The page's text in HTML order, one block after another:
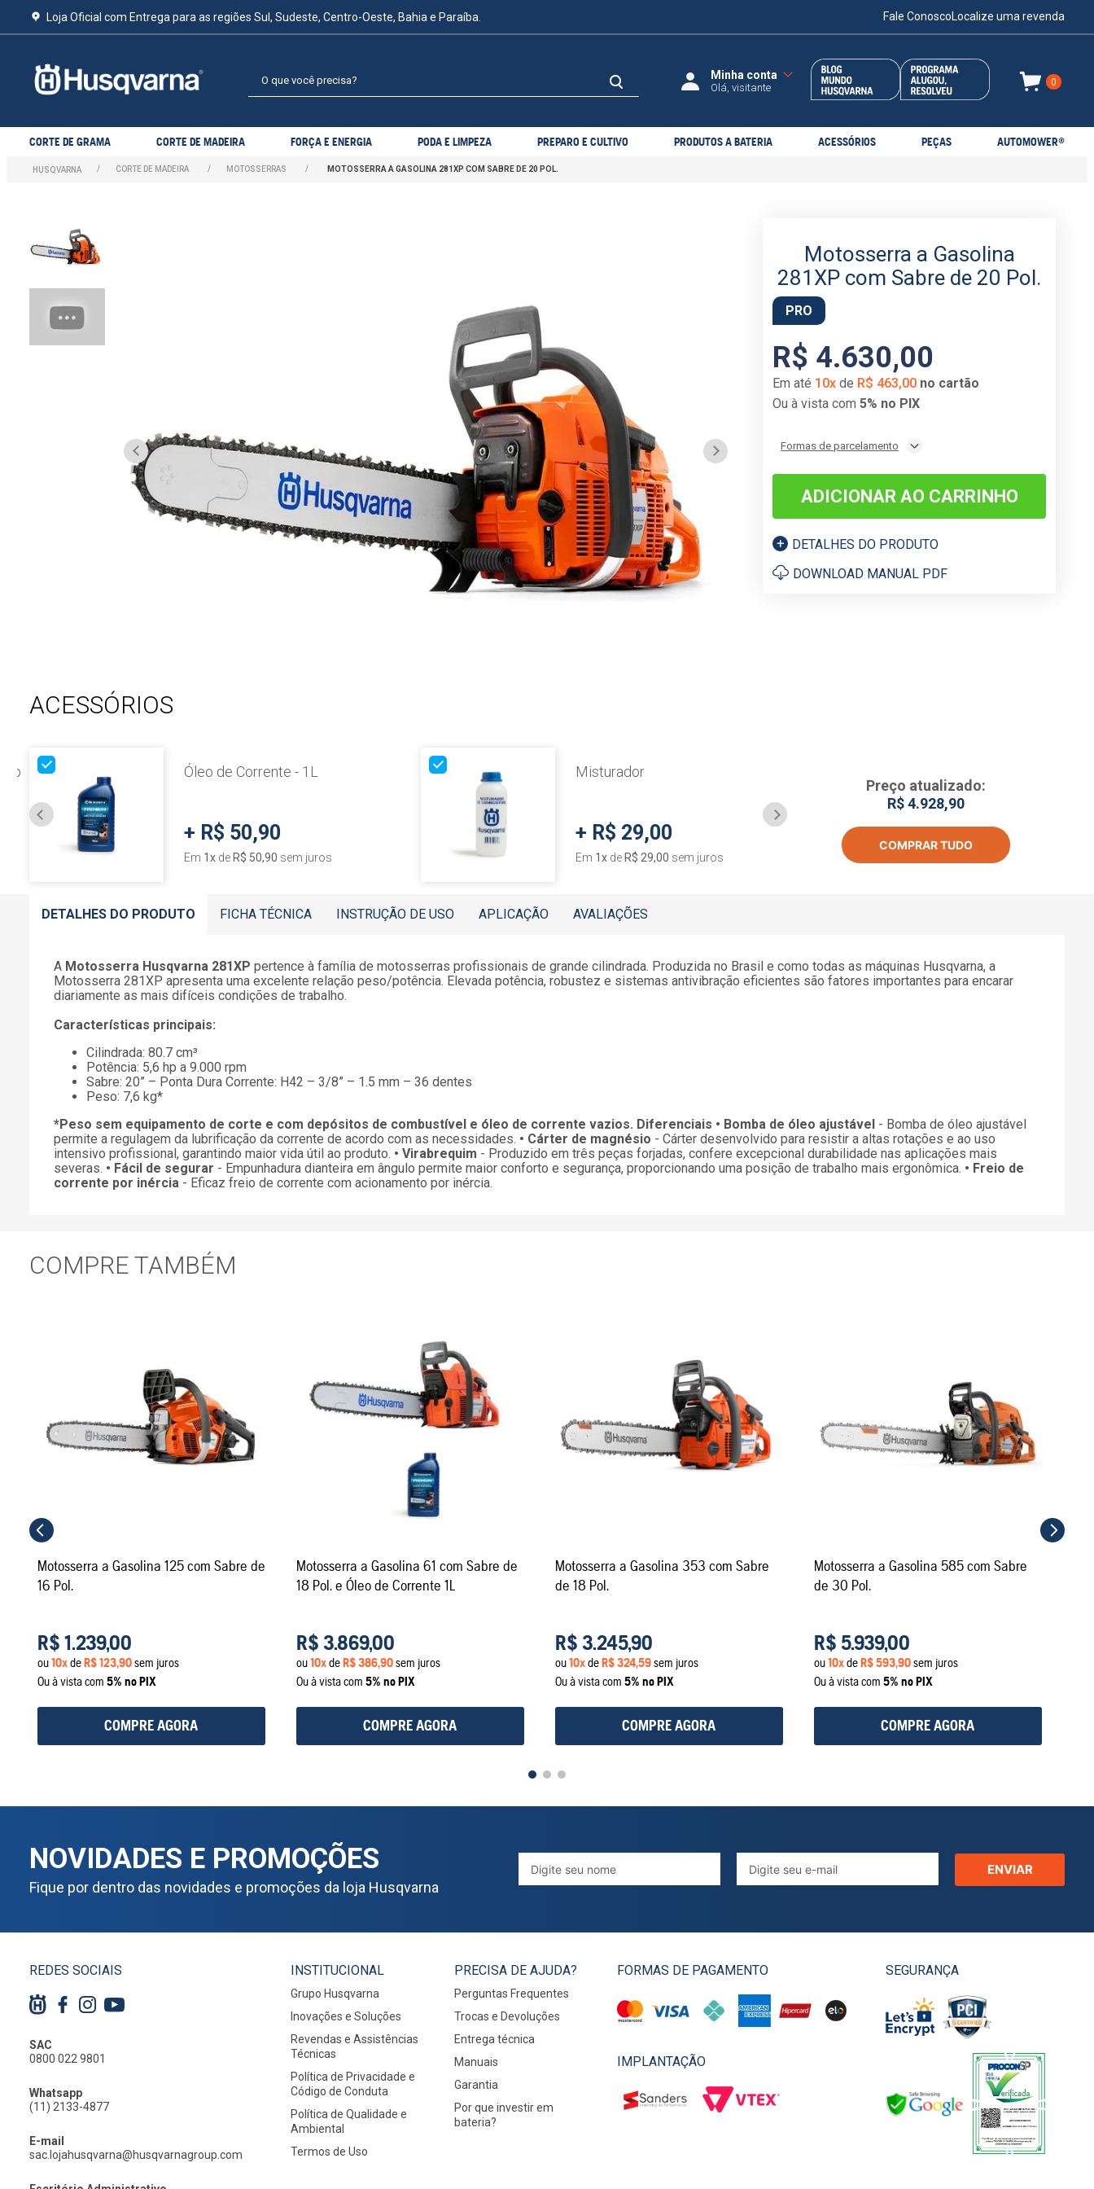
Loja Oficial com Entrega para as regiões Sul, Sudeste, Centro-Oeste, Bahia e Paraíba. Fale ConoscoLocalize uma revenda
Olá, visitante 0
CORTE DE GRAMA CORTE DE MADEIRA FORÇA E ENERGIA PODA E LIMPEZA PREPARO E CULTIVO PRODUTOS A BATERIA ACESSÓRIOS PEÇAS AUTOMOWER®
CORTE DE MADEIRA MOTOSSERRAS MOTOSSERRA A GASOLINA 281XP COM SABRE DE 20 POL.
Motosserra a Gasolina
281XP com Sabre de 20 Pol.
PRO
R$ 4.630,00
Em até 10x de R$ 463,00 no cartão
Ou à vista com5% no PIX
Formas de parcelamento
ADICIONAR AO CARRINHO
DETALHES DO PRODUTO
DOWNLOAD MANUAL PDF
ACESSÓRIOS
Óleo de Corrente - 1L
+ R$ 50,90
Em 1x de R$ 50,90 sem juros
Misturador
+ R$ 29,00
Em 1x de R$ 29,00 sem juros
+R$ 219,00
de
Preço atualizado:
R$ 4.928,90
COMPRAR TUDO
DETALHES DO PRODUTO FICHA TÉCNICA INSTRUÇÃO DE USO APLICAÇÃO AVALIAÇÕES
A Motosserra Husqvarna 281XP pertence à família de motosserras profissionais de grande cilindrada. Produzida no Brasil e como todas as máquinas Husqvarna, a
Motosserra 281XP apresenta uma excelente relação peso/potência. Elevada potência, robustez e sistemas antivibração eficientes são fatores importantes para encarar
diariamente as mais difíceis condições de trabalho.
Características principais:
Cilindrada: 80.7 cm³
Potência: 5,6 hp a 9.000 rpm
Sabre: 20” – Ponta Dura Corrente: H42 – 3/8” – 1.5 mm – 36 dentes
Peso: 7,6 kg*
*Peso sem equipamento de corte e com depósitos de combustível e óleo de corrente vazios. Diferenciais • Bomba de óleo ajustável - Bomba de óleo ajustável
permite a regulagem da lubrificação da corrente de acordo com as necessidades. • Cárter de magnésio - Cárter desenvolvido para resistir a altas rotações e ao uso
intensivo profissional, garantindo maior vida útil ao produto. • Virabrequim - Produzido em três peças forjadas, confere excepcional durabilidade nas aplicações mais
severas. • Fácil de segurar - Empunhadura dianteira em ângulo permite maior conforto e segurança, proporcionando uma posição de trabalho mais ergonômica. • Freio de
corrente por inércia - Eficaz freio de corrente com acionamento por inércia.
COMPRE TAMBÉM
Motosserra a Gasolina 125 com Sabre de
16 Pol.
R$ 1.239,00
ou10xdeR$123,90sem juros
Ou à vista com 5% no PIX
COMPRE AGORA
Motosserra a Gasolina 61 com Sabre de
18 Pol. e Óleo de Corrente 1L
R$ 3.869,00
ou10xdeR$386,90sem juros
Ou à vista com 5% no PIX
COMPRE AGORA
Motosserra a Gasolina 353 com Sabre
de 18 Pol.
R$ 3.245,90
ou10xdeR$324,59sem juros
Ou à vista com 5% no PIX
COMPRE AGORA
Motosserra a Gasolina 585 com Sabre
de 30 Pol.
R$ 5.939,00
ou10xdeR$593,90sem juros
Ou à vista com 5% no PIX
COMPRE AGORA
NOVIDADES E PROMOÇÕES
Fique por dentro das novidades e promoções da loja Husqvarna
ENVIAR
REDES SOCIAIS
SAC
0800 022 9801
Whatsapp
(11) 2133-4877
E-mail
sac.lojahusqvarna@husqvarnagroup.com
INSTITUCIONAL
Grupo Husqvarna
Inovações e Soluções
Revendas e Assistências
Técnicas
Política de Privacidade e
Código de Conduta
Política de Qualidade e
Ambiental
Termos de Uso
PRECISA DE AJUDA?
Perguntas Frequentes
Trocas e Devoluções
Entrega técnica
Manuais
Garantia
Por que investir em
bateria?
FORMAS DE PAGAMENTO
IMPLANTAÇÃO
SEGURANÇA